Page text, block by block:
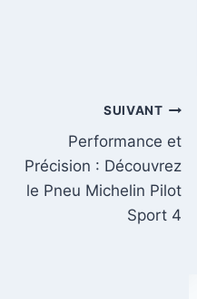
SUIVANT
Performance et
Précision : Découvrez
le Pneu Michelin Pilot
Sport 4